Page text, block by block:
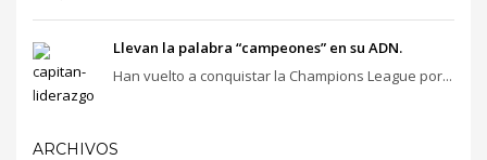
Llevan la palabra “campeones” en su ADN.
Han vuelto a conquistar la Champions League por...
ARCHIVOS